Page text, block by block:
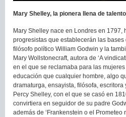
Mary Shelley, la pionera llena de talento
Mary Shelley nace en Londres en 1797,
progresistas que establecerán las
filósofo político William Godwin y la
Mary Wollstonecraft, autora de ‘A
en el que se reclamaba para las
educación que cualquier hombre, algo
dramaturga, ensayista, filósofa,
Percy Shelley, con el que se casó en
convirtiera en seguidor de su padre
además de ‘Frankenstein o el Prometeo